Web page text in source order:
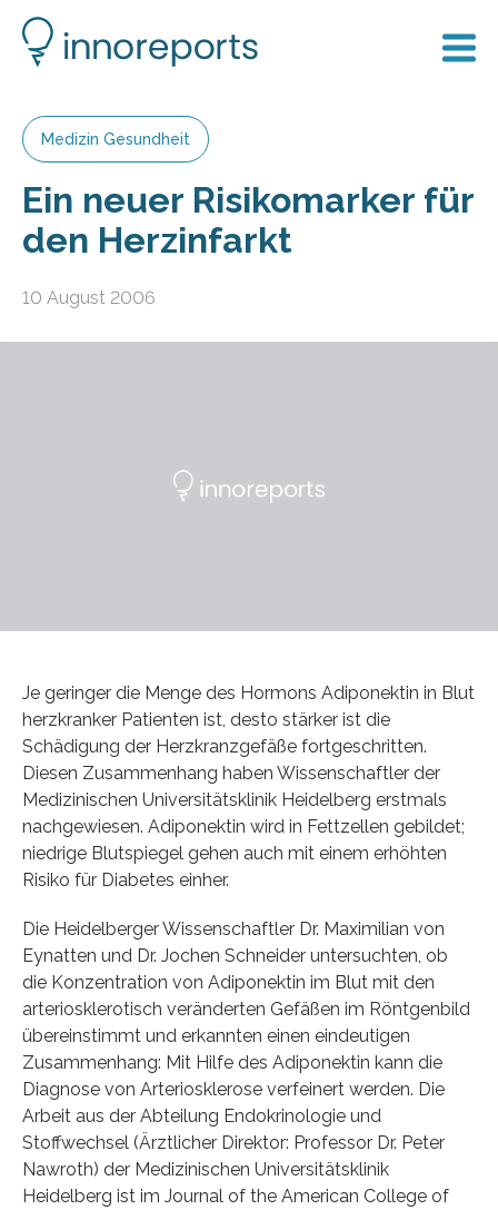
Medizin Gesundheit
Ein neuer Risikomarker für
den Herzinfarkt
10 August 2006
Je geringer die Menge des Hormons Adiponektin in Blut
herzkranker Patienten ist, desto stärker ist die
Schädigung der Herzkranzgefäße fortgeschritten.
Diesen Zusammenhang haben Wissenschaftler der
Medizinischen Universitätsklinik Heidelberg erstmals
nachgewiesen. Adiponektin wird in Fettzellen gebildet;
niedrige Blutspiegel gehen auch mit einem erhöhten
Risiko für Diabetes einher.
Die Heidelberger Wissenschaftler Dr. Maximilian von
Eynatten und Dr. Jochen Schneider untersuchten, ob
die Konzentration von Adiponektin im Blut mit den
arteriosklerotisch veränderten Gefäßen im Röntgenbild
übereinstimmt und erkannten einen eindeutigen
Zusammenhang: Mit Hilfe des Adiponektin kann die
Diagnose von Arteriosklerose verfeinert werden. Die
Arbeit aus der Abteilung Endokrinologie und
Stoffwechsel (Ärztlicher Direktor: Professor Dr. Peter
Nawroth) der Medizinischen Universitätsklinik
Heidelberg ist im Journal of the American College of